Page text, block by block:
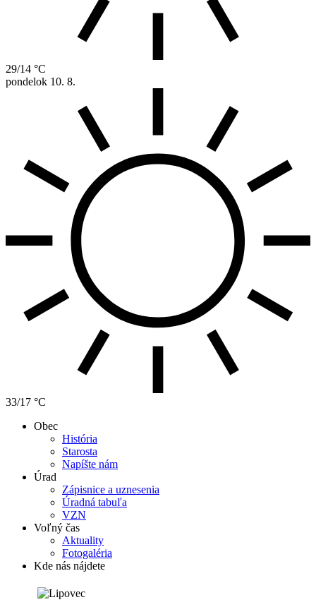
29/14 °C
pondelok 10. 8.
33/17 °C
Obec
História
Starosta
Napíšte nám
Úrad
Zápisnice a uznesenia
Úradná tabuľa
VZN
Voľný čas
Aktuality
Fotogaléria
Kde nás nájdete